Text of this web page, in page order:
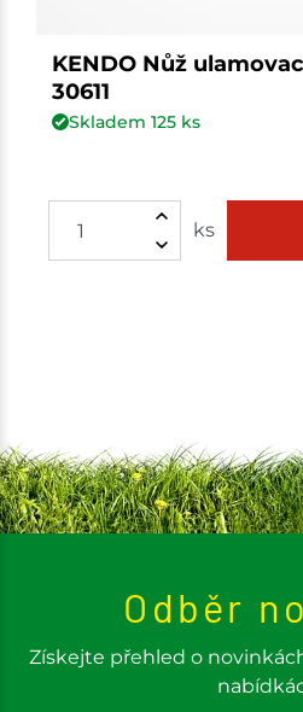
KENDO Nůž
30611
Skladem 125ks
ks
Odběr
Získejte přehled o